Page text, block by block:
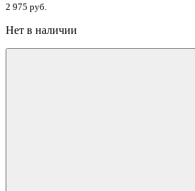
2 975 руб.
Нет в наличии